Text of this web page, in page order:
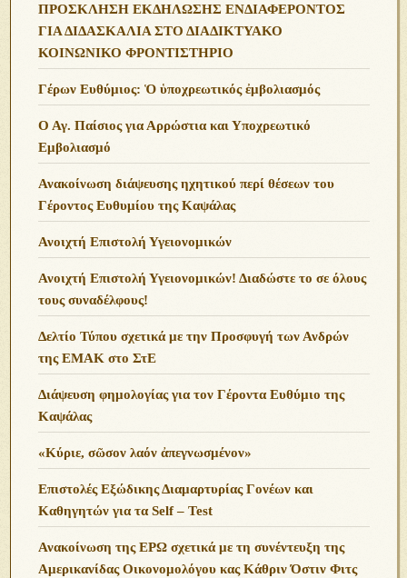
ΠΡΟΣΚΛΗΣΗ ΕΚΔΗΛΩΣΗΣ ΕΝΔΙΑΦΕΡΟΝΤΟΣ
ΓΙΑ ΔΙΔΑΣΚΑΛΙΑ ΣΤΟ ΔΙΑΔΙΚΤΥΑΚΟ
ΚΟΙΝΩΝΙΚΟ ΦΡΟΝΤΙΣΤΗΡΙΟ
Γέρων Ευθύμιος: Ὁ ὑποχρεωτικός ἐμβολιασμός
Ο Αγ. Παίσιος για Αρρώστια και Υποχρεωτικό
Εμβολιασμό
Ανακοίνωση διάψευσης ηχητικού περί θέσεων του
Γέροντος Ευθυμίου της Καψάλας
Ανοιχτή Επιστολή Υγειονομικών
Ανοιχτή Επιστολή Υγειονομικών! Διαδώστε το σε όλους
τους συναδέλφους!
Δελτίο Τύπου σχετικά με την Προσφυγή των Ανδρών
της ΕΜΑΚ στο ΣτΕ
Διάψευση φημολογίας για τον Γέροντα Ευθύμιο της
Καψάλας
«Κύριε, σῶσον λαόν ἀπεγνωσμένον»
Επιστολές Εξώδικης Διαμαρτυρίας Γονέων και
Καθηγητών για τα Self – Test
Ανακοίνωση της ΕΡΩ σχετικά με τη συνέντευξη της
Αμερικανίδας Οικονομολόγου κας Κάθριν Όστιν Φιτς